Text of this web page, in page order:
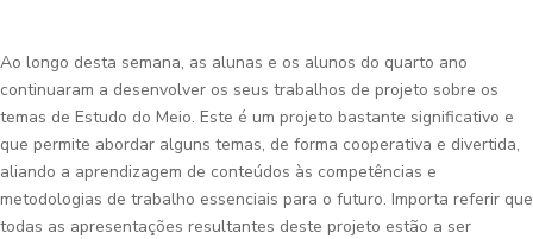
Ao longo desta semana, as alunas e os alunos do quarto ano
continuaram a desenvolver os seus trabalhos de projeto sobre os
temas de Estudo do Meio. Este é um projeto bastante significativo e
que permite abordar alguns temas, de forma cooperativa e divertida,
aliando a aprendizagem de conteúdos às competências e
metodologias de trabalho essenciais para o futuro. Importa referir que
todas as apresentações resultantes deste projeto estão a ser